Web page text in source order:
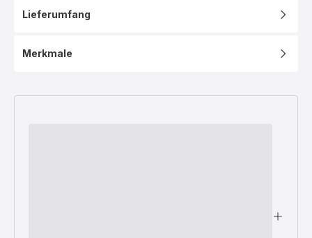
Lieferumfang
Merkmale